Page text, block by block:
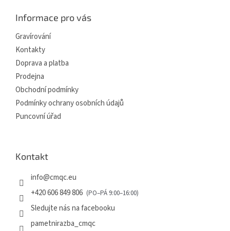
Informace pro vás
Gravírování
Kontakty
Doprava a platba
Prodejna
Obchodní podmínky
Podmínky ochrany osobních údajů
Puncovní úřad
Kontakt
info@cmqc.eu
+420 606 849 806
Sledujte nás na facebooku
pametnirazba_cmqc